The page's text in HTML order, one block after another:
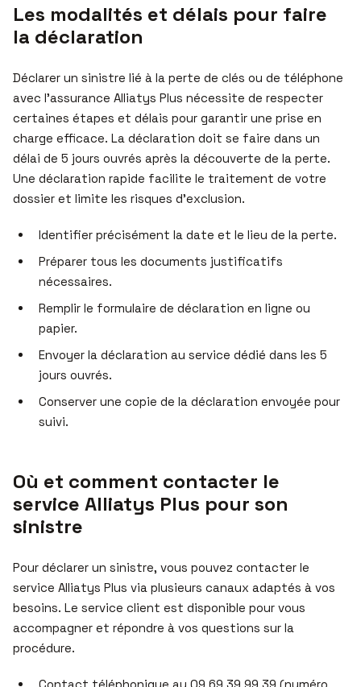
Les modalités et délais pour faire
la déclaration
Déclarer un sinistre lié à la perte de clés ou de téléphone
avec l’assurance Alliatys Plus nécessite de respecter
certaines étapes et délais pour garantir une prise en
charge efficace. La déclaration doit se faire dans un
délai de 5 jours ouvrés après la découverte de la perte.
Une déclaration rapide facilite le traitement de votre
dossier et limite les risques d’exclusion.
Identifier précisément la date et le lieu de la perte.
Préparer tous les documents justificatifs
nécessaires.
Remplir le formulaire de déclaration en ligne ou
papier.
Envoyer la déclaration au service dédié dans les 5
jours ouvrés.
Conserver une copie de la déclaration envoyée pour
suivi.
Où et comment contacter le
service Alliatys Plus pour son
sinistre
Pour déclarer un sinistre, vous pouvez contacter le
service Alliatys Plus via plusieurs canaux adaptés à vos
besoins. Le service client est disponible pour vous
accompagner et répondre à vos questions sur la
procédure.